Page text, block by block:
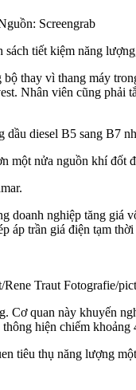
Screengrab
tiết kiệm năng
thay vì thang máy
Nhân viên cũng
diesel B5 sang B7
nửa nguồn khí
doanh nghiệp tăng
trần giá điện tạm
Traut Fotografie/
quan này khuyến
hiện chiếm khoảng
tiêu thụ năng lượng